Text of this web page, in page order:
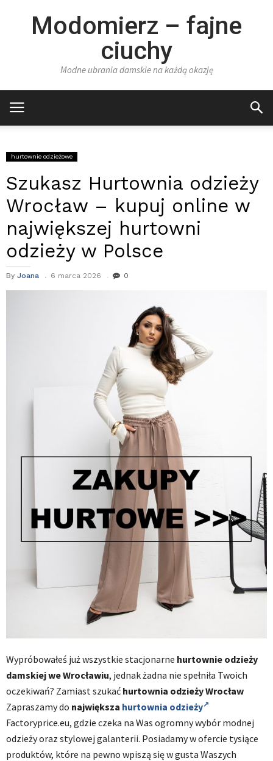
Modomierz – fajne
ciuchy
Modne ubrania damskie na każdą okazję
hurtownie odzieżowe
Szukasz Hurtownia odzieży
Wrocław – kupuj online w
największej hurtowni
odzieży w Polsce
By Joana 6 marca 2026 0
Wypróbowałeś już wszystkie stacjonarne hurtownie odzieży
damskiej we Wrocławiu, jednak żadna nie spełniła Twoich
oczekiwań? Zamiast szukać hurtownia odzieży Wrocław
Zapraszamy do największa hurtownia odzieży
Factoryprice.eu, gdzie czeka na Was ogromny wybór modnej
odzieży oraz stylowej galanterii. Posiadamy w ofercie tysiące
produktów, które na pewno wpiszą się w gusta Waszych